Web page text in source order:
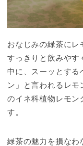
おなじみの緑茶にレ
すっきりと飲みやす
中に、スーッとする
ン」と言われるレモ
のイネ科植物レモン
す。
緑茶の魅力を損な